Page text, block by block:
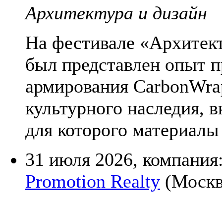
Архитектура и дизайн
На фестивале
был представлен опыт
армирования
культурного наследия,
для которого
31 июля 2026,
Promotion Realty